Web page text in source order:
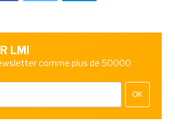
LMI
comme plus de 50000
OK